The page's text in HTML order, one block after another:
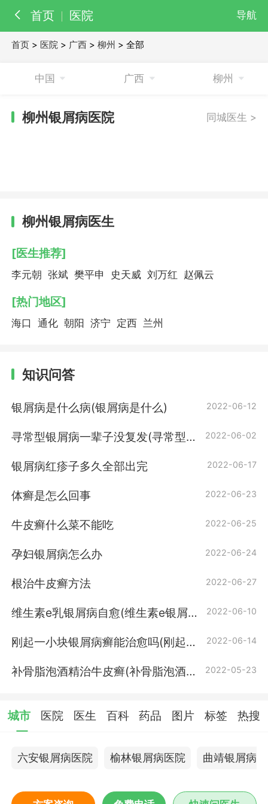
首页 医院 导航
知识
首页 > 医院 > 广西 >柳州 > 全部
中国 广西 柳州
柳州银屑病医院 同城医生 >
柳州银屑病医生
[医生推荐]
李元朝 张斌 樊平申 史天威 刘万红 赵佩云
[热门地区]
海口 通化 朝阳 济宁 定西 兰州
知识问答
银屑病是什么病(银屑病是什么) 2022-06-12
寻常型银屑病一辈子没复发(寻常型牛
2022-06-02
银屑病红疹子多久全部出完 2022-06-17
体癣是怎么回事 2022-06-23
牛皮癣什么菜不能吃 2022-06-25
孕妇银屑病怎么办 2022-06-24
根治牛皮癣方法 2022-06-27
维生素e乳银屑病自愈(维生素e银屑
2022-06-10
刚起一小块银屑病癣能治愈吗(刚起一
2022-06-14
补骨脂泡酒精治牛皮癣(补骨脂泡酒精
2022-05-23
城市 医院 医生 百科 药品 图片 标签 热搜
六安银屑病医院 榆林银屑病医院 曲靖银屑病